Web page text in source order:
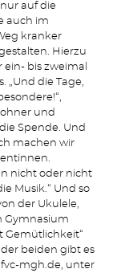
auf die
auch im
kranker
Hierzu
bis zweimal
„Und die Tage,
und
Spende. Und
machen wir
nicht oder nicht
Musik.“ Und so
der Ukulele,
Gymnasium
Gemütlichkeit“
beiden gibt es
mgh.de, unter